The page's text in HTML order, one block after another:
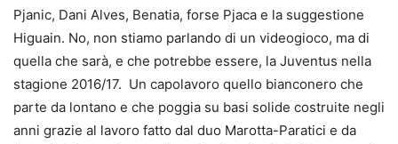
Pjanic, Dani Alves, Benatia, forse Pjaca e la suggestione
Higuain. No, non stiamo parlando di un videogioco, ma di
quella che sarà, e che potrebbe essere, la Juventus nella
stagione 2016/17. Un capolavoro quello bianconero che
parte da lontano e che poggia su basi solide costruite negli
anni grazie al lavoro fatto dal duo Marotta-Paratici e da